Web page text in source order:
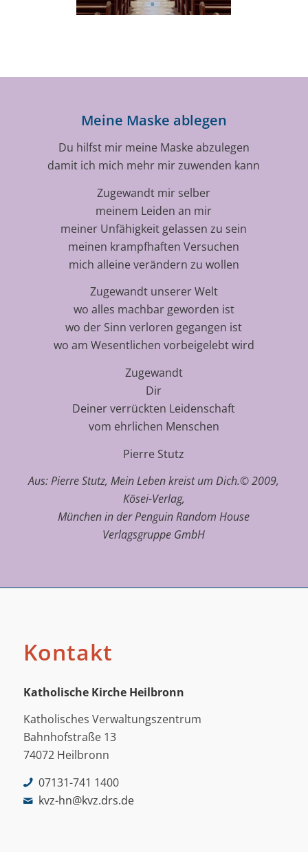
Meine Maske ablegen
Du hilfst mir meine Maske abzulegen
damit ich mich mehr mir zuwenden kann
Zugewandt mir selber
meinem Leiden an mir
meiner Unfähigkeit gelassen zu sein
meinen krampfhaften Versuchen
mich alleine verändern zu wollen
Zugewandt unserer Welt
wo alles machbar geworden ist
wo der Sinn verloren gegangen ist
wo am Wesentlichen vorbeigelebt wird
Zugewandt
Dir
Deiner verrückten Leidenschaft
vom ehrlichen Menschen
Pierre Stutz
Aus: Pierre Stutz, Mein Leben kreist um Dich.© 2009,
Kösei-Verlag,
München in der Penguin Random House
Verlagsgruppe GmbH
Kontakt
Katholische Kirche Heilbronn
Katholisches Verwaltungszentrum
Bahnhofstraße 13
74072 Heilbronn
07131-741 1400
kvz-hn@kvz.drs.de